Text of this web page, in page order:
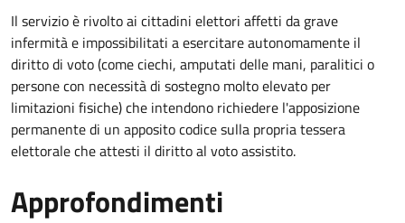
Il servizio è rivolto ai cittadini elettori affetti da grave
infermità e impossibilitati a esercitare autonomamente il
diritto di voto (come ciechi, amputati delle mani, paralitici o
persone con necessità di sostegno molto elevato per
limitazioni fisiche) che intendono richiedere l'apposizione
permanente di un apposito codice sulla propria tessera
elettorale che attesti il diritto al voto assistito.
Approfondimenti